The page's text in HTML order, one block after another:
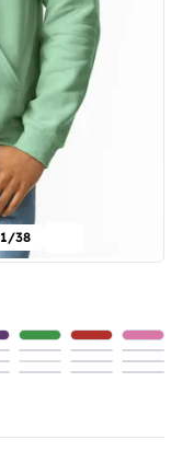
1/38